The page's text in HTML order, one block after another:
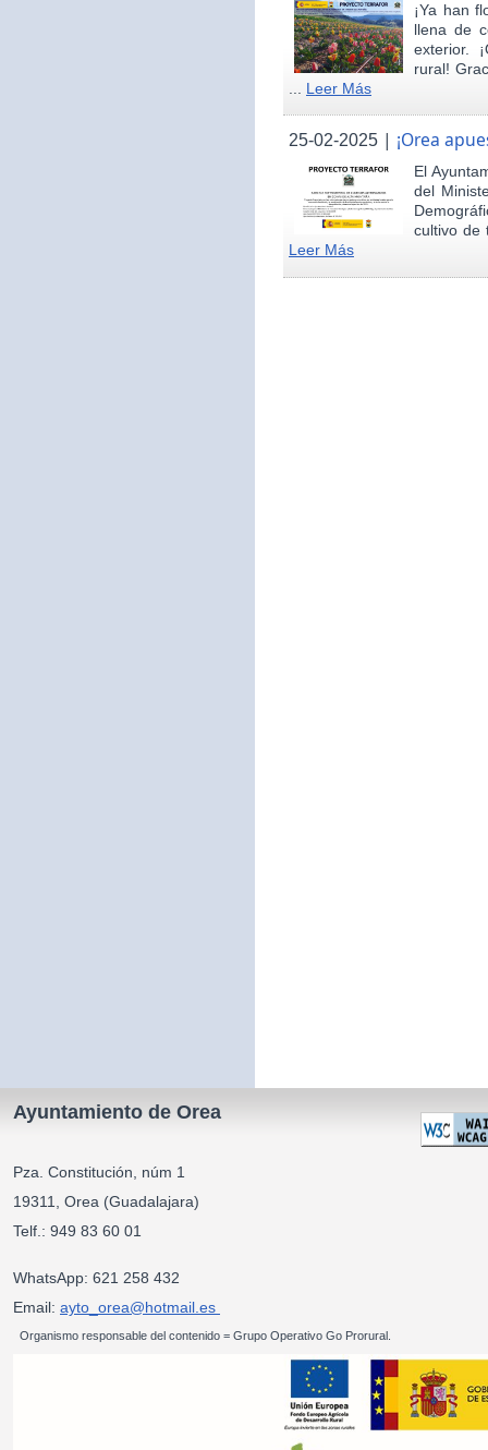
¡Ya han
llena de
exterior.
rural!
... Leer Más
25-02-2025 | ¡Orea
El
del
cultivo de
Leer Más
Ayuntamiento de Orea
Pza. Constitución, núm 1
19311, Orea (Guadalajara)
Telf.: 949 83 60 01
WhatsApp: 621 258 432
Email: ayto_orea@hotmail.es
Organismo responsable del contenido = Grupo Operativo Go Prorural.